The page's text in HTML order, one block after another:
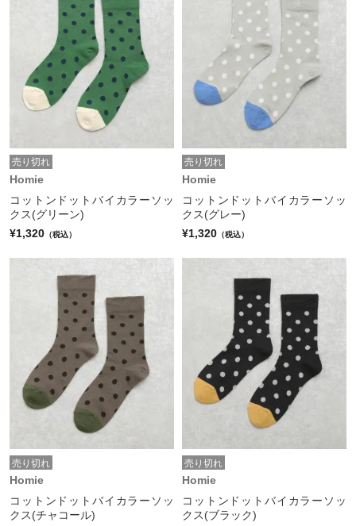
売り切れ
Homie
コットンドットバイカラーソッ
クス(グリーン)
¥1,320 （税込）
売り切れ
Homie
コットンドットバイカラーソッ
クス(グレー)
¥1,320 （税込）
売り切れ
Homie
コットンドットバイカラーソッ
クス(チャコール)
売り切れ
Homie
コットンドットバイカラーソッ
クス(ブラック)